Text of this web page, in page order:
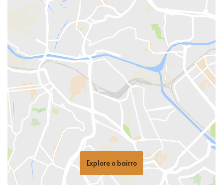
Explore o bairro